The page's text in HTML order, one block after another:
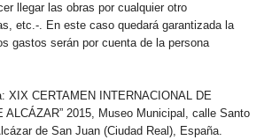
llegar las obras por cualquier otro
etc.-. En este caso quedará garantizada la
gastos serán por cuenta de la persona
XIX CERTAMEN INTERNACIONAL DE
ALCÁZAR” 2015, Museo Municipal, calle Santo
de San Juan (Ciudad Real), España.